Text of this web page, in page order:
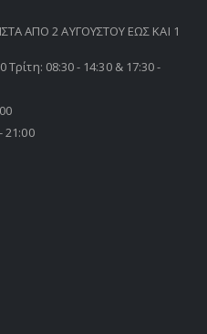
ΑΠΟ 2 ΑΥΓΟΥΣΤΟΥ ΕΩΣ ΚΑΙ 1
Τρίτη: 08:30 - 14:30 & 17:30 -
21:00